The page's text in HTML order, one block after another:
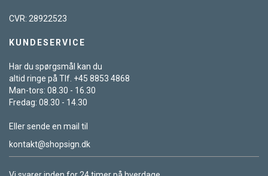
CVR: 28922523
KUNDESERVICE
Har du spørgsmål kan du
altid ringe på Tlf. +45 8853 4868
Man-tors: 08.30 - 16.30
Fredag: 08.30 - 14.30
Eller sende en mail til
kontakt@shopsign.dk